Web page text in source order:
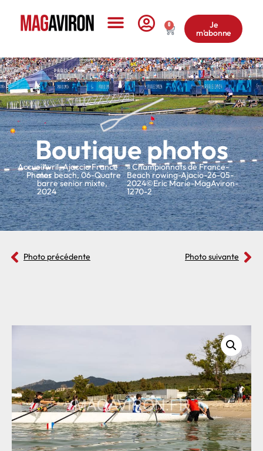
0 Je
m'abonne
Boutique photos
Accueil
»
Photos
»Avril,Ajaccio France
mer beach,06-Quatre
barre senior mixte,
2024
» Championnats de France-
Beach rowing-Ajacio-26-05-
2024©Eric Marie-MagAviron-
1270-2
Photo précédente Photo suivante